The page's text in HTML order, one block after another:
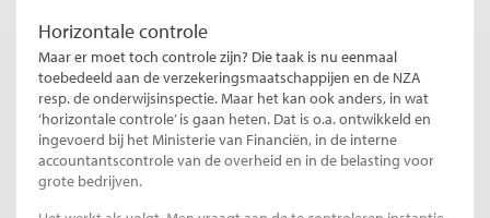
Horizontale controle
Maar er moet toch controle zijn? Die taak is nu eenmaal
toebedeeld aan de verzekeringsmaatschappijen en de NZA
resp. de onderwijsinspectie. Maar het kan ook anders, in wat
‘horizontale controle’ is gaan heten. Dat is o.a. ontwikkeld en
ingevoerd bij het Ministerie van Financiën, in de interne
accountantscontrole van de overheid en in de belasting voor
grote bedrijven.